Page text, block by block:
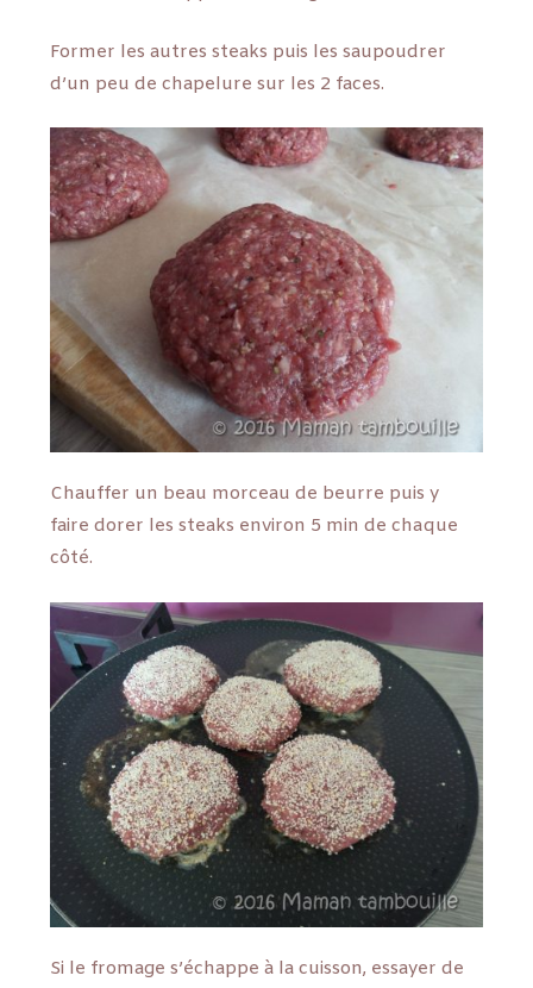
Former les autres steaks puis les saupoudrer
d’un peu de chapelure sur les 2 faces.
Chauffer un beau morceau de beurre puis y
faire dorer les steaks environ 5 min de chaque
côté.
Si le fromage s’échappe à la cuisson, essayer de